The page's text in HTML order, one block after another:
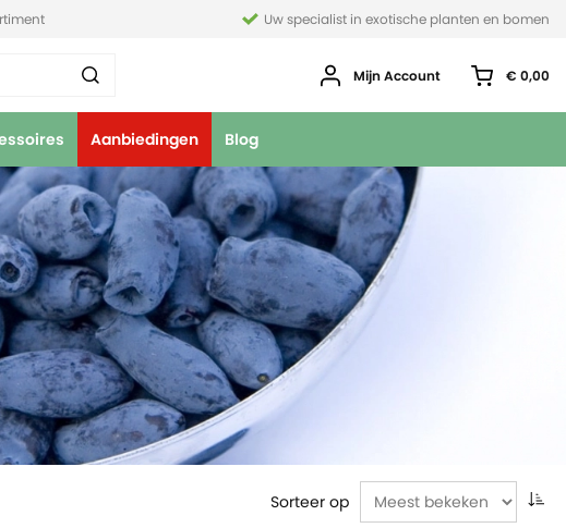
Uw specialist in exotische planten en bomen
Mijn Account € 0,00
Aanbiedingen Blog
Sorteer op